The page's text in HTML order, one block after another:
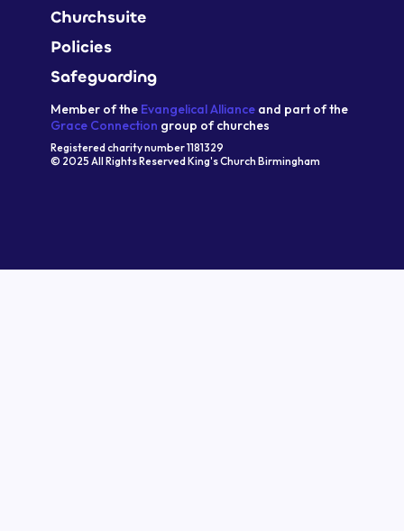
Churchsuite
Policies
Safeguarding
Member of the Evangelical Allianceand part of the
Grace Connection group of churches
Registered charity number 1181329
© 2025 All Rights Reserved King's Church Birmingham